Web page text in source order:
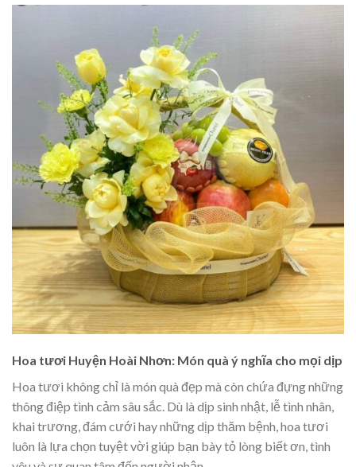
Hoa tươi Huyện Hoài Nhơn: Món quà ý nghĩa cho mọi dịp
Hoa tươi không chỉ là món quà đẹp mà còn chứa đựng những
thông điệp tình cảm sâu sắc. Dù là dịp sinh nhật, lễ tình nhân,
khai trương, đám cưới hay những dịp thăm bệnh, hoa tươi
luôn là lựa chọn tuyệt vời giúp bạn bày tỏ lòng biết ơn, tình